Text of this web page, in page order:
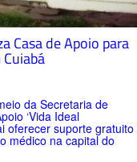
Casa de Apoio para
da Secretaria de
‘Vida Ideal
oferecer suporte gratuito
médico na capital do